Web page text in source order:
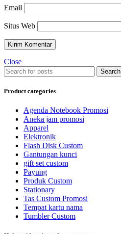
Email
Situs Web
Close
Search
Product categories
Agenda Notebook Promosi
Aneka jam promosi
Apparel
Elektronik
Flash Disk Custom
Gantungan kunci
gift set custom
Payung
Produk Custom
Stationary
Tas Custom Promosi
Tempat kartu nama
Tumbler Custom